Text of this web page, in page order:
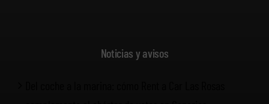
Noticias y avisos